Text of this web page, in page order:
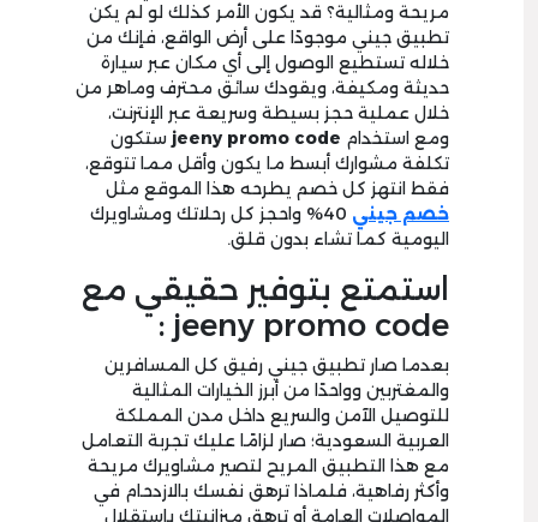
مريحة ومثالية؟ قد يكون الأمر كذلك لو لم يكن
تطبيق جيني موجودًا على أرض الواقع، فإنك من
خلاله تستطيع الوصول إلى أي مكان عبر سيارة
حديثة ومكيفة، ويقودك سائق محترف وماهر من
خلال عملية حجز بسيطة وسريعة عبر الإنترنت،
ومع استخدام jeeny promo code ستكون
تكلفة مشوارك أبسط ما يكون وأقل مما تتوقع،
فقط انتهز كل خصم يطرحه هذا الموقع مثل
خصم جيني
40% واحجز كل رحلاتك ومشاويرك
اليومية كما تشاء بدون قلق.
استمتع بتوفير حقيقي مع
jeeny promo code :
بعدما صار تطبيق جيني رفيق كل المسافرين
والمغتربين وواحدًا من أبرز الخيارات المثالية
للتوصيل الآمن والسريع داخل مدن المملكة
العربية السعودية؛ صار لزامًا عليك تجربة التعامل
مع هذا التطبيق المريح لتصير مشاويرك مريحة
وأكثر رفاهية، فلماذا ترهق نفسك بالازدحام في
المواصلات العامة أو ترهق ميزانيتك باستقلال